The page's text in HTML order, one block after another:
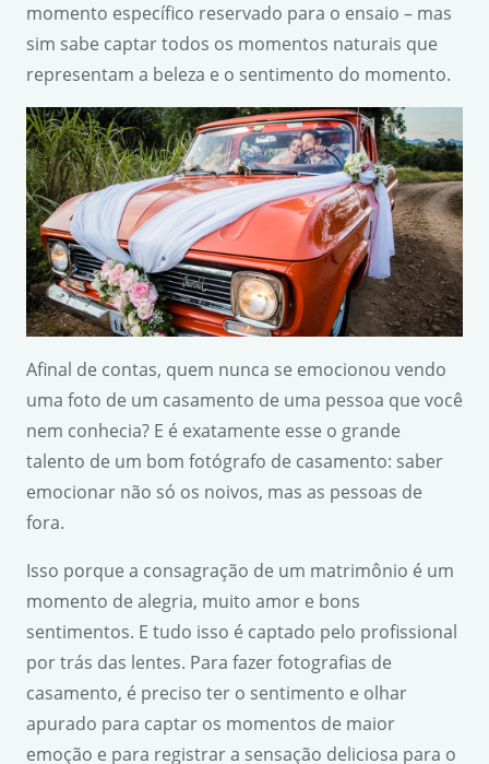
momento específico reservado para o ensaio – mas
sim sabe captar todos os momentos naturais que
representam a beleza e o sentimento do momento.
Afinal de contas, quem nunca se emocionou vendo
uma foto de um casamento de uma pessoa que você
nem conhecia? E é exatamente esse o grande
talento de um bom fotógrafo de casamento: saber
emocionar não só os noivos, mas as pessoas de
fora.
Isso porque a consagração de um matrimônio é um
momento de alegria, muito amor e bons
sentimentos. E tudo isso é captado pelo profissional
por trás das lentes. Para fazer fotografias de
casamento, é preciso ter o sentimento e olhar
apurado para captar os momentos de maior
emoção e para registrar a sensação deliciosa para o